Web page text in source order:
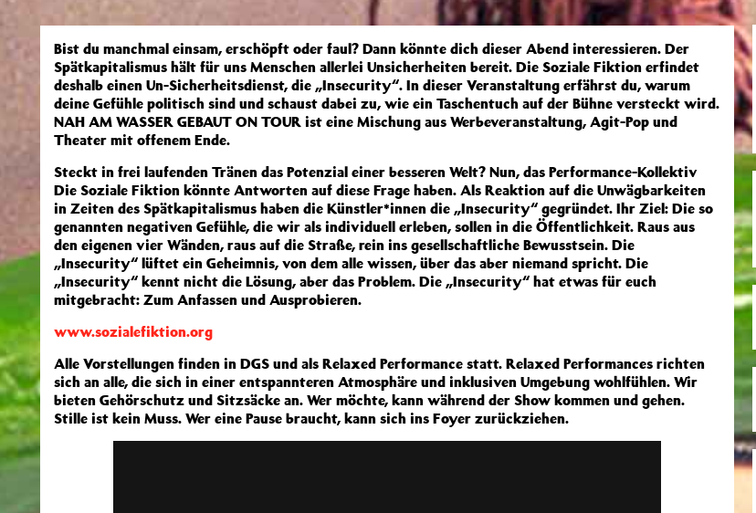
Bist du manchmal einsam, erschöpft oder faul? Dann könnte dich dieser Abend interessieren. Der
Spätkapitalismus hält für uns Menschen allerlei Unsicherheiten bereit. Die Soziale Fiktion erfindet
deshalb einen Un-Sicherheitsdienst, die „Insecurity“. In dieser Veranstaltung erfährst du, warum
deine Gefühle politisch sind und schaust dabei zu, wie ein Taschentuch auf der Bühne versteckt wird.
NAH AM WASSER GEBAUT ON TOUR ist eine Mischung aus Werbeveranstaltung, Agit-Pop und
Theater mit offenem Ende.
Steckt in frei laufenden Tränen das Potenzial einer besseren Welt? Nun, das Performance-Kollektiv
Die Soziale Fiktion könnte Antworten auf diese Frage haben. Als Reaktion auf die Unwägbarkeiten
in Zeiten des Spätkapitalismus haben die Künstler*innen die „Insecurity“ gegründet. Ihr Ziel: Die so
genannten negativen Gefühle, die wir als individuell erleben, sollen in die Öffentlichkeit. Raus aus
den eigenen vier Wänden, raus auf die Straße, rein ins gesellschaftliche Bewusstsein. Die
„Insecurity“ lüftet ein Geheimnis, von dem alle wissen, über das aber niemand spricht. Die
„Insecurity“ kennt nicht die Lösung, aber das Problem. Die „Insecurity“ hat etwas für euch
mitgebracht: Zum Anfassen und Ausprobieren.
www.sozialefiktion.org
Alle Vorstellungen finden in DGS und als Relaxed Performance statt. Relaxed Performances richten
sich an alle, die sich in einer entspannteren Atmosphäre und inklusiven Umgebung wohlfühlen. Wir
bieten Gehörschutz und Sitzsäcke an. Wer möchte, kann während der Show kommen und gehen.
Stille ist kein Muss. Wer eine Pause braucht, kann sich ins Foyer zurückziehen.